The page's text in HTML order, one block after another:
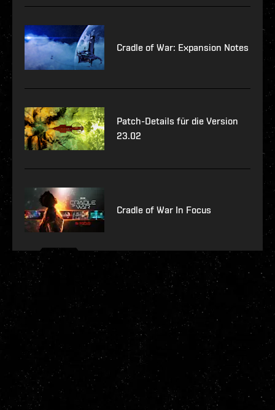
Cradle of War: Expansion Notes
Patch-Details für die Version
23.02
Cradle of War In Focus